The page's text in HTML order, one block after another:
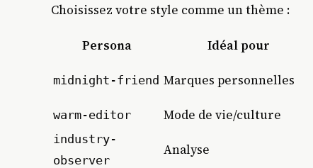
Choisissez votre style comme un thème :
Persona Idéal pour
midnight-friend Marques personnelles
warm-editor Mode de vie/culture
industry-
observer
Analyse